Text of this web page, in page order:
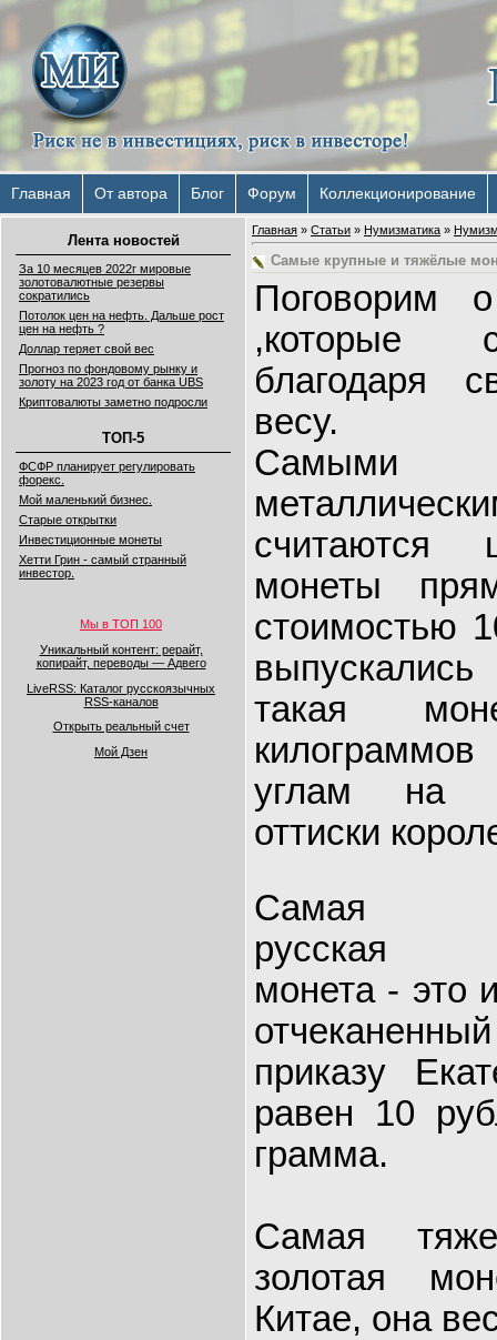
Главная От автора Блог Форум Коллекционирование
Лента новостей
За 10 месяцев 2022г мировые
золотовалютные резервы
сократились
Потолок цен на нефть. Дальше рост
цен на нефть ?
Доллар теряет свой вес
Прогноз по фондовому рынку и
золоту на 2023 год от банка UBS
Криптовалюты заметно подросли
ТОП-5
ФСФР планирует регулировать
форекс.
Мой маленький бизнес.
Старые открытки
Инвестиционные монеты
Хетти Грин - самый странный
инвестор.
Мы в ТОП 100
Уникальный контент: рерайт,
копирайт, переводы — Адвего
LiveRSS: Каталог русскоязычных
RSS-каналов
Открыть реальный счет
Мой Дзен
Главная » Статьи » Нумизматика »
Самые крупные и тяжёлые
Поговорим
,которые
благодаря
весу.
считаются
монеты
стоимостью
такая
углам на
оттиски
Самая
русская
монета - это
приказу
равен 10
грамма.
Самая
золотая
Китае, она